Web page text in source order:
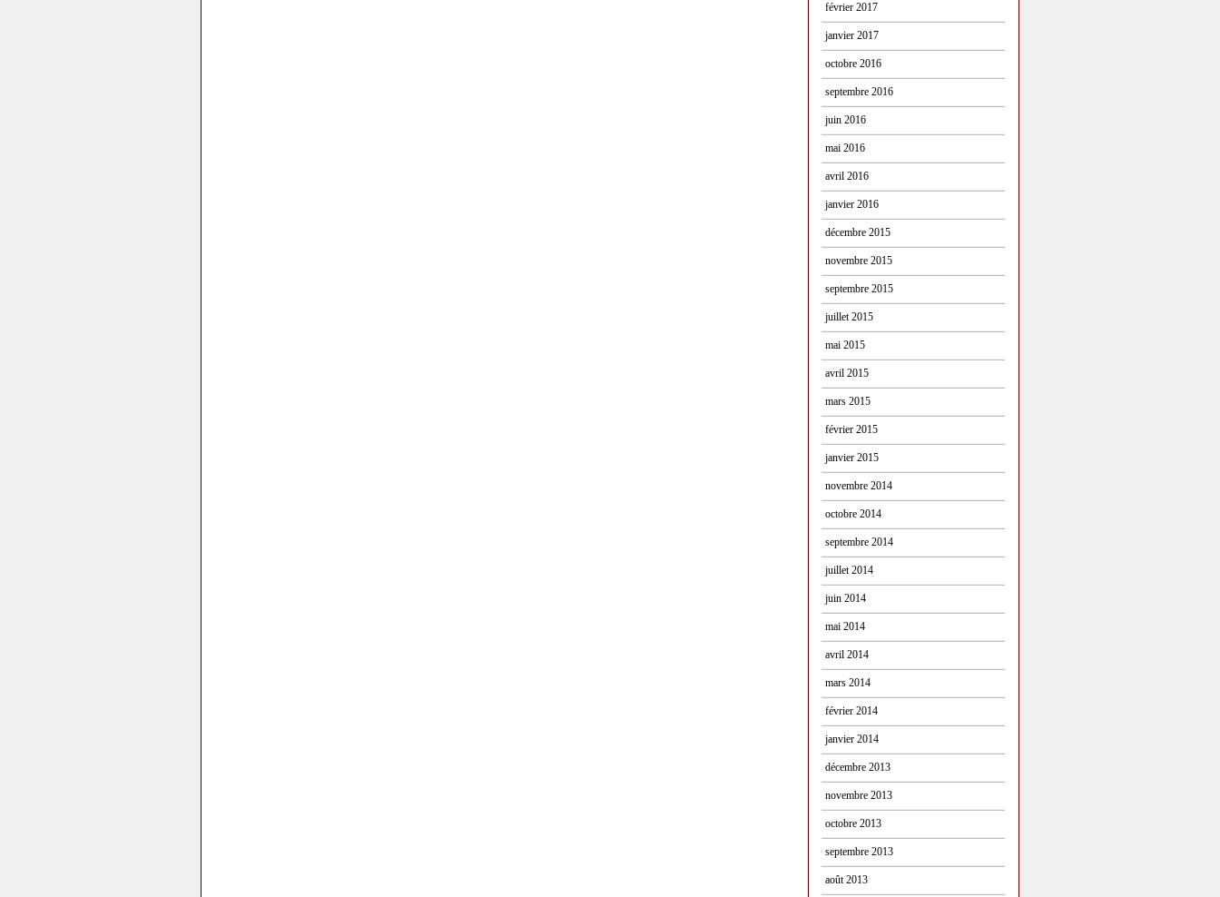
février 2017
janvier 2017
octobre 2016
septembre 2016
juin 2016
mai 2016
avril 2016
janvier 2016
décembre 2015
novembre 2015
septembre 2015
juillet 2015
mai 2015
avril 2015
mars 2015
février 2015
janvier 2015
novembre 2014
octobre 2014
septembre 2014
juillet 2014
juin 2014
mai 2014
avril 2014
mars 2014
février 2014
janvier 2014
décembre 2013
novembre 2013
octobre 2013
septembre 2013
août 2013